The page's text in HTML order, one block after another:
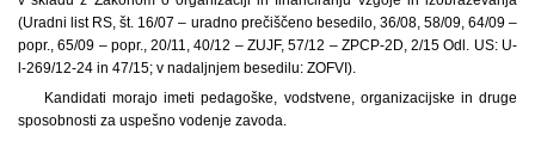
(Uradni list RS, št. 16/07 – uradno prečiščeno besedilo, 36/08, 58/09, 64/09 –
popr., 65/09 – popr., 20/11, 40/12 – ZUJF, 57/12 – ZPCP-2D, 2/15 Odl. US: U-
l-269/12-24 in 47/15; v nadaljnjem besedilu: ZOFVI).
Kandidati morajo imeti pedagoške, vodstvene, organizacijske in druge
sposobnosti za uspešno vodenje zavoda.